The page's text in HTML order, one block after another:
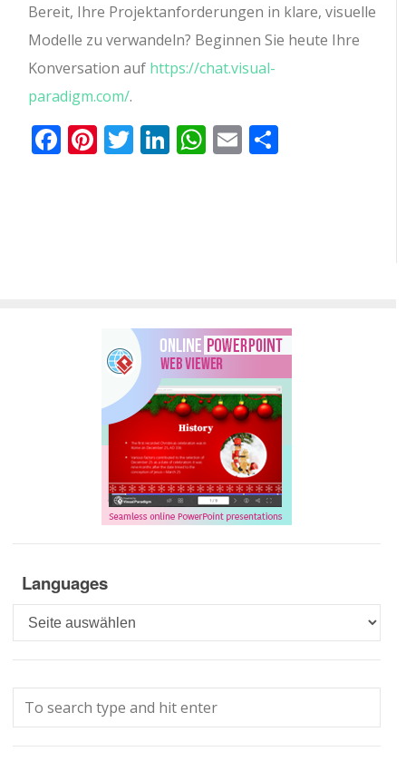
Bereit, Ihre Projektanforderungen in klare, visuelle
Modelle zu verwandeln? Beginnen Sie heute Ihre
Konversation auf https://chat.visual-
paradigm.com/.
Facebook
Pinterest
Twitter
LinkedIn
WhatsApp
Email
Languages
Languages